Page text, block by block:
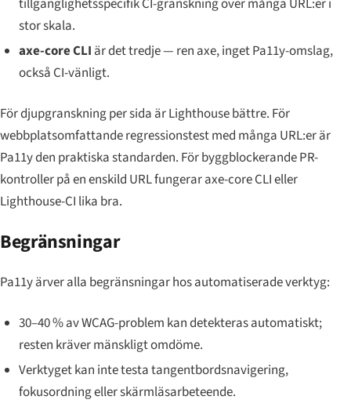
stor skala.
axe-core CLI är det tredje — ren axe, inget Pa11y-omslag,
också CI-vänligt.
För djupgranskning per sida är Lighthouse bättre. För
webbplatsomfattande regressionstest med många URL:er är
Pa11y den praktiska standarden. För byggblockerande PR-
kontroller på en enskild URL fungerar axe-core CLI eller
Lighthouse-CI lika bra.
Begränsningar
Pa11y ärver alla begränsningar hos automatiserade verktyg:
30–40 % av WCAG-problem kan detekteras automatiskt;
resten kräver mänskligt omdöme.
Verktyget kan inte testa tangentbordsnavigering,
fokusordning eller skärmläsarbeteende.